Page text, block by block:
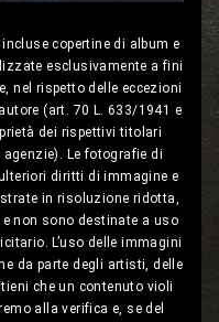
copertine di album e
esclusivamente a fini
nel rispetto delle eccezioni
(art. 70 L. 633/1941 e
dei rispettivi titolari
Le fotografie di
diritti di immagine e
in risoluzione ridotta,
non sono destinate a uso
L’uso delle immagini
da parte degli artisti, delle
che un contenuto violi
alla verifica e, se del